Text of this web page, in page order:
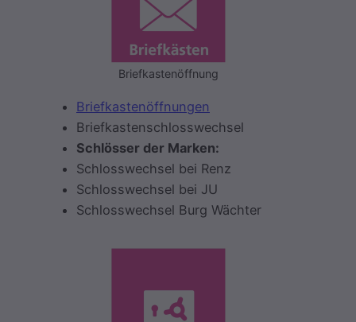
Briefkastenöffnung
Briefkastenöffnungen
Briefkastenschlosswechsel
Schlösser der Marken:
Schlosswechsel bei Renz
Schlosswechsel bei JU
Schlosswechsel Burg Wächter